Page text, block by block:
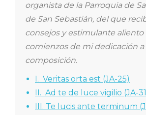
organista de la Parroquia de
de San Sebastián, del que
consejos y estimulante aliento
comienzos de mi dedicación a
composición.
I. Veritas orta est (JA-25)
II. Ad te de luce vigilio (JA-
III. Te lucis ante terminum